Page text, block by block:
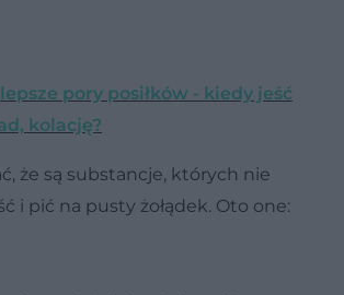
pory posiłków - kiedy jeść
kolację?
że są substancje, których nie
i pić na pusty żołądek. Oto one: